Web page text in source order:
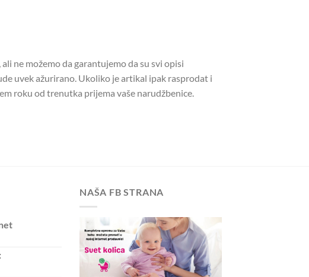
ne možemo da garantujemo da su svi opisi
uvek ažurirano. Ukoliko je artikal ipak rasprodat i
roku od trenutka prijema vaše narudžbenice.
NAŠA FB STRANA